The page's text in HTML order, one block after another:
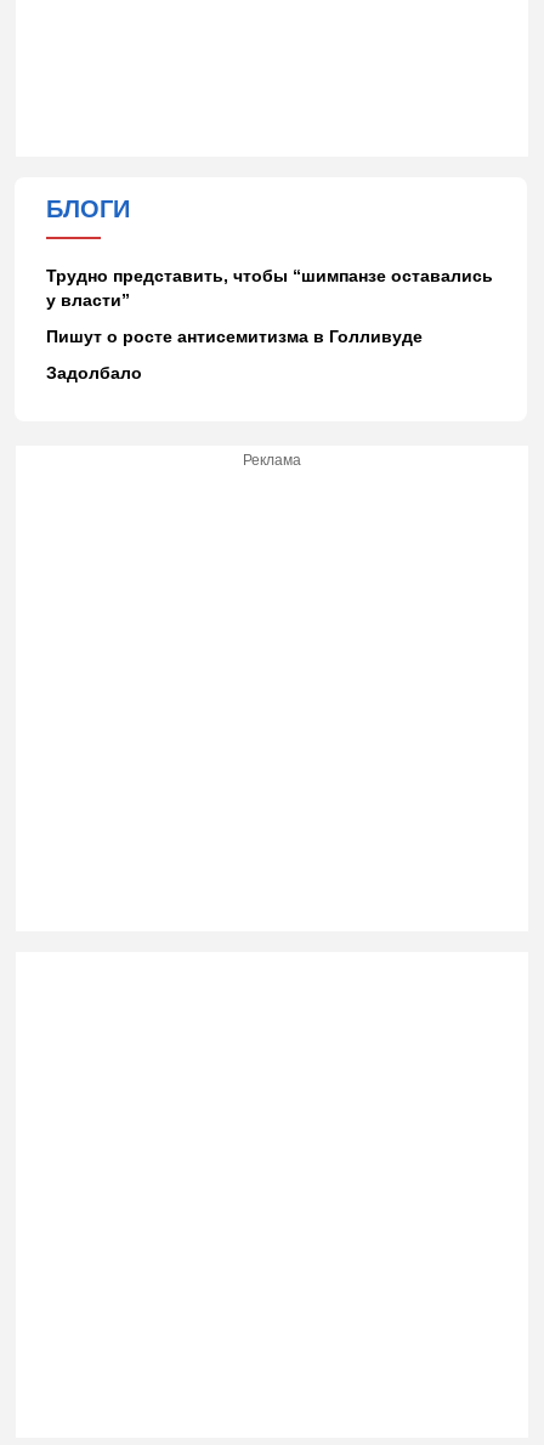
БЛОГИ
Трудно представить, чтобы “шимпанзе оставались
у власти”
Пишут о росте антисемитизма в Голливуде
Задолбало
Реклама